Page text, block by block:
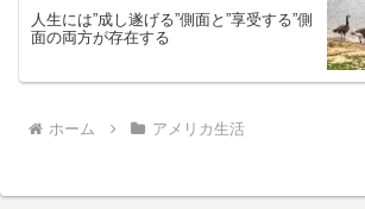
人生には”成し遂げる”側面と”享受する”側
面の両方が存在する
ホーム アメリカ生活